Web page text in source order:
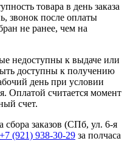
товара в день заказа
звонок после оплаты
не ранее, чем на
недоступны к выдаче или
доступны к получению
день при условии
Оплатой считается момент
счет.
заказов (СПб, ул. 6-я
+7 (921) 938-30-29 за полчаса